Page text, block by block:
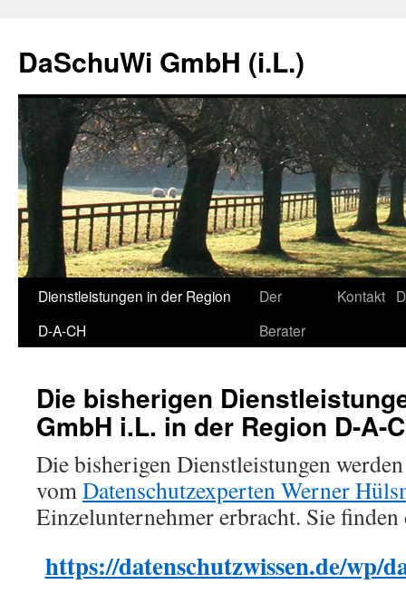
springen
DaSchuWi GmbH (i.L.)
Dienstleistungen in der Region
D-A-CH
Der
Berater
Kontakt
Die bisherigen
GmbH i.L. in der Region D-A-
Die bisherigen Dienstleistungen
vomDatenschutzexperten Werner
Einzelunternehmer erbracht. Sie finden
https://datenschutzwissen.de/wp/